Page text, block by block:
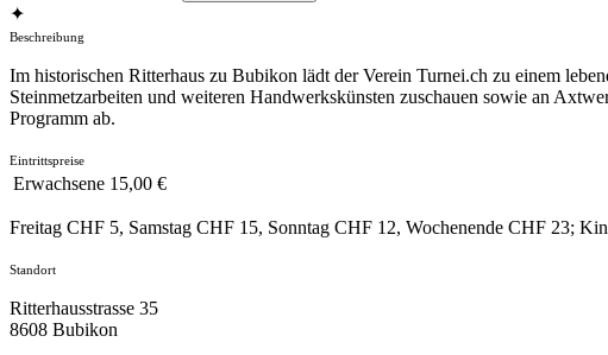
✦
Beschreibung
Im historischen Ritterhaus zu Bubikon lädt der Verein Turnei.ch zu einem
Steinmetzarbeiten und weiteren Handwerkskünsten zuschauen sowie an
Programm ab.
Eintrittspreise
Erwachsene 15,00 €
Freitag CHF 5, Samstag CHF 15, Sonntag CHF 12, Wochenende CHF 23;
Standort
Ritterhausstrasse 35
8608 Bubikon